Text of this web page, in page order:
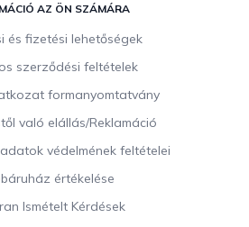
AZ ÖN SZÁMÁRA
és fizetési lehetőségek
szerződési feltételek
formanyomtatvány
való elállás/Reklamáció
védelmének feltételei
értékelése
Ismételt Kérdések